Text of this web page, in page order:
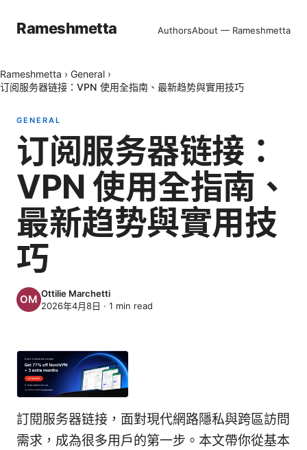
Rameshmetta AuthorsAbout — Rameshmetta
Rameshmetta › General ›
订阅服务器链接：VPN 使用全指南、最新趋势與實用技巧
GENERAL
订阅服务器链接：
VPN 使用全指南、
最新趋势與實用技
巧
Ottilie Marchetti
2026年4月8日 · 1 min read
訂閱服务器链接，面對現代網路隱私與跨區訪問
需求，成為很多用戶的第一步。本文帶你從基本